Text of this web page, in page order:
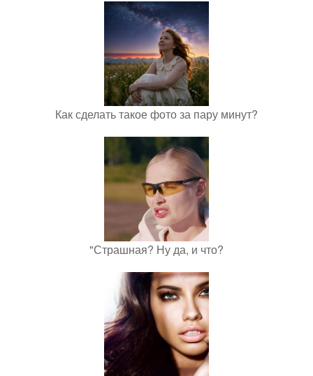
Как сделать такое фото за пару минут?
"Страшная? Ну да, и что?